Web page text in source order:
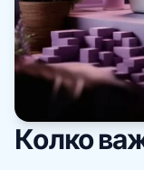
Колко